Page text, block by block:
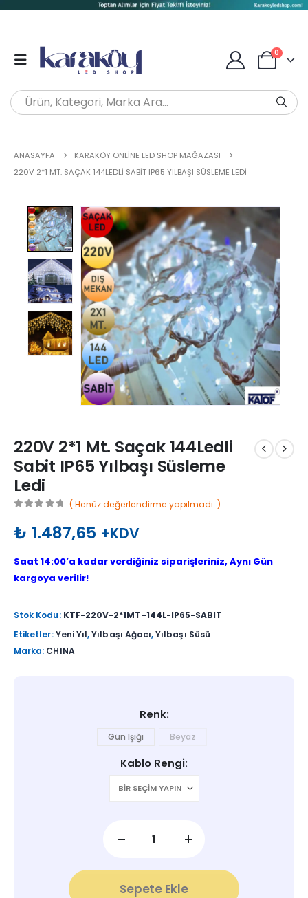
0
ANASAYFA
KARAKÖY ONLINE LED SHOP MAĞAZASI
220V 2*1 MT. SAÇAK 144LEDLI SABIT IP65 YILBAŞI SÜSLEME LEDI
220V 2*1 Mt. Saçak 144Ledli
Sabit IP65 Yılbaşı Süsleme
Ledi
( Henüz değerlendirme yapılmadı. )
₺ 1.487,65 +KDV
Saat 14:00’a kadar verdiğiniz siparişleriniz, Aynı Gün
kargoya verilir!
Stok Kodu: KTF-220V-2*1MT-144L-IP65-SABIT
Etiketler:Yeni Yıl,Yılbaşı Ağacı,Yılbaşı Süsü
Marka: CHINA
Renk
Gün Işığı Beyaz
Kablo Rengi
Sepete Ekle